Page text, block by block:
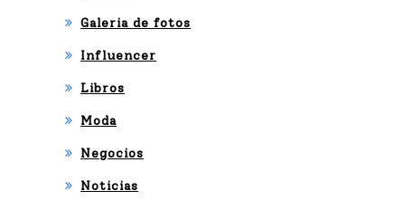
Galeria de fotos
Influencer
Libros
Moda
Negocios
Noticias